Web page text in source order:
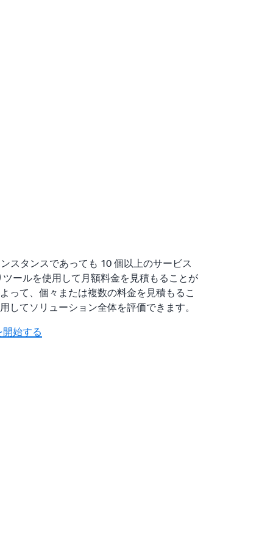
スタンスであっても 10 個以上のサービス
ールを使用して月額料金を見積もることが
って、個々または複数の料金を見積もるこ
してソリューション全体を評価できます。
始する